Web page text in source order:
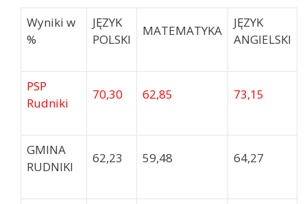
Wyniki w
%
JĘZYK
POLSKI
MATEMATYKA
JĘZYK
ANGIELSKI
PSP
Rudniki
70,30 62,85 73,15
GMINA
RUDNIKI
62,23 59,48 64,27